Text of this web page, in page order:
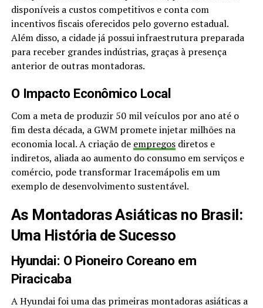
disponíveis a custos competitivos e conta com
incentivos fiscais oferecidos pelo governo estadual.
Além disso, a cidade já possui infraestrutura preparada
para receber grandes indústrias, graças à presença
anterior de outras montadoras.
O Impacto Econômico Local
Com a meta de produzir 50 mil veículos por ano até o
fim desta década, a GWM promete injetar milhões na
economia local. A criação de empregosdiretos e
indiretos, aliada ao aumento do consumo em serviços e
comércio, pode transformar Iracemápolis em um
exemplo de desenvolvimento sustentável.
As Montadoras Asiáticas no Brasil:
Uma História de Sucesso
Hyundai: O Pioneiro Coreano em
Piracicaba
A Hyundai foi uma das primeiras montadoras asiáticas a